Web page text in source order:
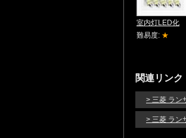
室内灯LED化
難易度: ★
関連リンク
> 三菱 ラン
> 三菱 ラン